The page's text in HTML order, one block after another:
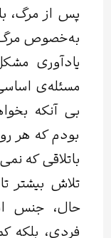
پس ‌از مرگ،
به‌خصوص مرگ
یادآوری
مسئله‌ی
بی‌ آنکه
بودم که هر
باتلاقی که
تلاش بیشتر
حال، جنس
فردی، بلکه